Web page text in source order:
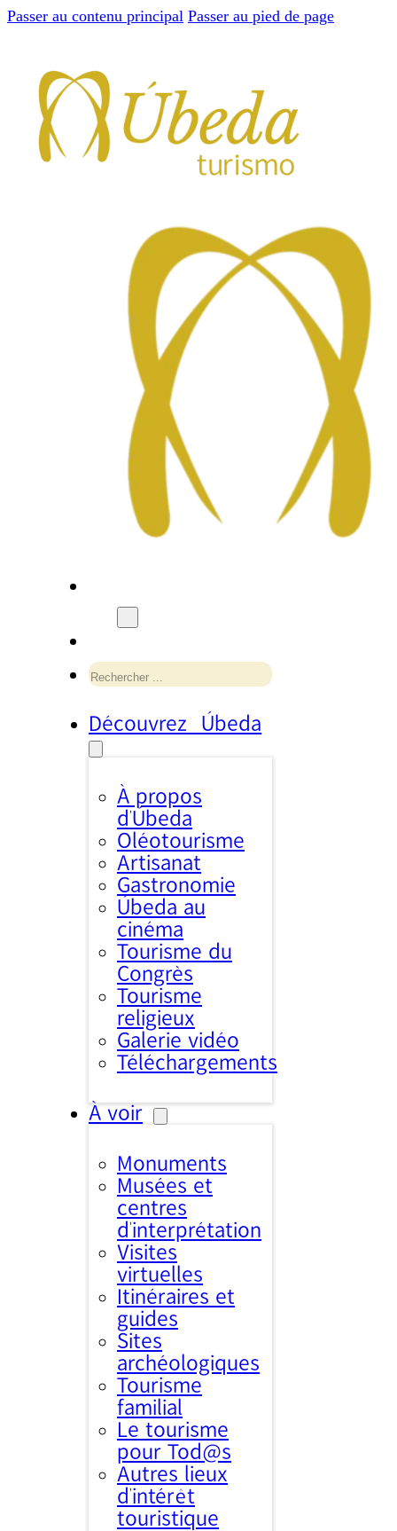
Passer au contenu principal Passer au pied de page
Rechercher
Découvrez Úbeda
À propos
d’Úbeda
Oléotourisme
Artisanat
Gastronomie
Úbeda au
cinéma
Tourisme du
Congrès
Tourisme
religieux
Galerie vidéo
Téléchargements
À voir
Monuments
Musées et
centres
d’interprétation
Visites
virtuelles
Itinéraires et
guides
Sites
archéologiques
Tourisme
familial
Le tourisme
pour Tod@s
Autres lieux
d'intérêt
touristique